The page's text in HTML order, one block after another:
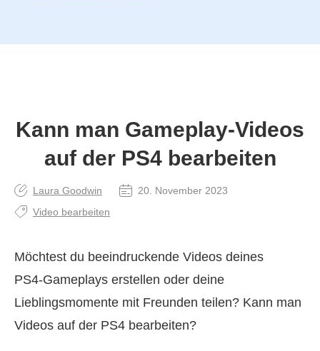
Kann man Gameplay‑Videos
auf der PS4 bearbeiten
Laura Goodwin
20. November 2023
Video bearbeiten
Möchtest du beeindruckende Videos deines
PS4‑Gameplays erstellen oder deine
Lieblingsmomente mit Freunden teilen? Kann man
Videos auf der PS4 bearbeiten?